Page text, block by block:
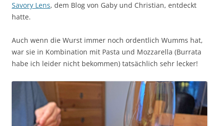
Savory Lens, dem Blog von Gaby und Christian, entdeckt
hatte.
Auch wenn die Wurst immer noch ordentlich Wumms hat,
war sie in Kombination mit Pasta und Mozzarella (Burrata
habe ich leider nicht bekommen) tatsächlich sehr lecker!